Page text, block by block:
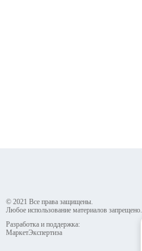
© 2021 Все права защищены.
Любое использование материалов запрещено.
Разработка и поддержка:
МаркетЭкспертиза